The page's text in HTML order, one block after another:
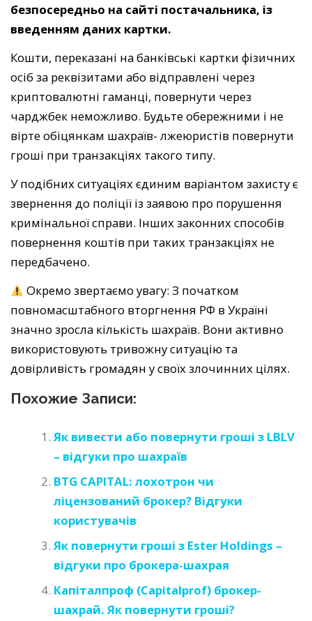
безпосередньо на сайті постачальника, із
введенням даних картки.
Кошти, переказані на банківські картки фізичних
осіб за реквізитами або відправлені через
криптовалютні гаманці, повернути через
чарджбек неможливо. Будьте обережними і не
вірте обіцянкам шахраїв- лжеюристів повернути
гроші при транзакціях такого типу.
У подібних ситуаціях єдиним варіантом захисту є
звернення до поліції із заявою про порушення
кримінальної справи. Інших законних способів
повернення коштів при таких транзакціях не
передбачено.
Окремо звертаємо увагу: З початком
повномасштабного вторгнення РФ в Україні
значно зросла кількість шахраїв. Вони активно
використовують тривожну ситуацію та
довірливість громадян у своїх злочинних цілях.
Похожие Записи:
Як вивести або повернути гроші з LBLV
– відгуки про шахраїв
BTG CAPITAL: лохотрон чи
ліцензований брокер? Відгуки
користувачів
Як повернути гроші з Ester Holdings –
відгуки про брокера-шахрая
Капіталпроф (Capitalprof) брокер-
шахрай. Як повернути гроші?